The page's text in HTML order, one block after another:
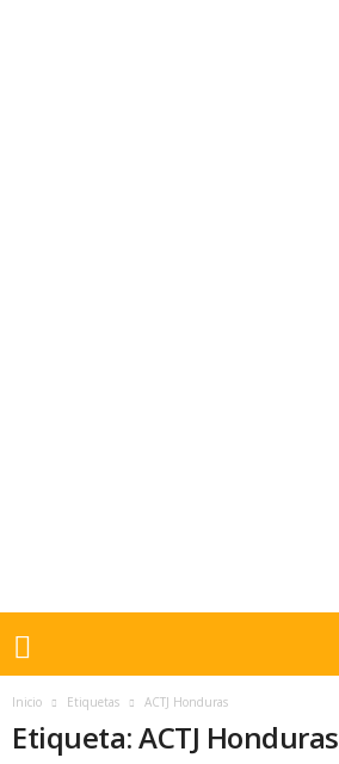
Inicio Etiquetas ACTJ Honduras
Etiqueta: ACTJ Honduras